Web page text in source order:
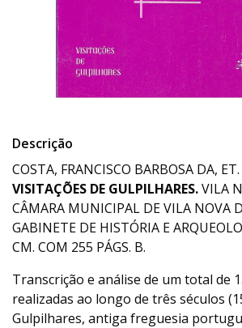
Descrição
COSTA, FRANCISCO BARBOSA DA,
VISITAÇÕES DE GULPILHARES.VILA
CÂMARA MUNICIPAL DE VILA NOVA
GABINETE DE HISTÓRIA E
CM. COM 255 PÁGS. B.
Transcrição e análise de um total de
realizadas ao longo de três séculos
Gulpilhares, antiga freguesia